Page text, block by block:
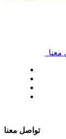
معنا
تواصل معنا